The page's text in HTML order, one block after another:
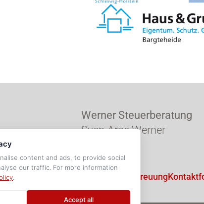
Werner Steuerberatung
Sven-Arne Werner
Online Mandanten-Fernbetreuung
content and ads, to provide social
our traffic. For more information
Accept all